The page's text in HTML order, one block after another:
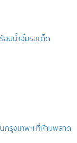
อมน้ำจิ้มรสเด็ด
นกรุงเทพฯ ที่ห้ามพลาด